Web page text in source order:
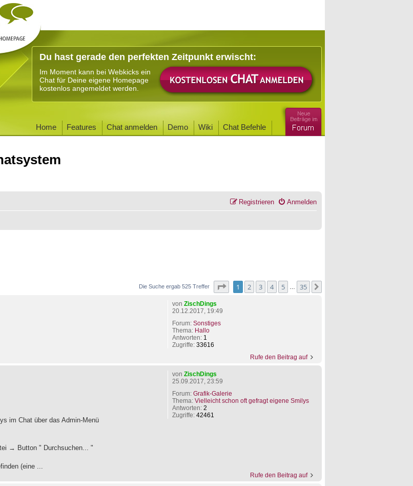
Du hast gerade den perfekten Zeitpunkt erwischt:
Im Moment kann bei Webkicks ein
Chat für Deine eigene Homepage
kostenlos angemeldet werden.
Home Features Chat anmelden Demo Wiki Chat Befehle
Anmelden
Registrieren
Die Suche ergab 525 Treffer Seite von35
1 2 3 4 5 35
von ZischDings
20.12.2017, 19:49
Forum: Sonstiges
Thema: Hallo
Antworten: 1
Zugriffe: 33616
Rufe den Beitrag auf
von ZischDings
25.09.2017, 23:59
Forum: Grafik-Galerie
Thema: Vielleicht schon oft gefragt eigene Smilys
Antworten: 2
Zugriffe: 42461
im Chat über das Admin-Menü
→ Button " Durchsuchen... "
(eine ...
Rufe den Beitrag auf